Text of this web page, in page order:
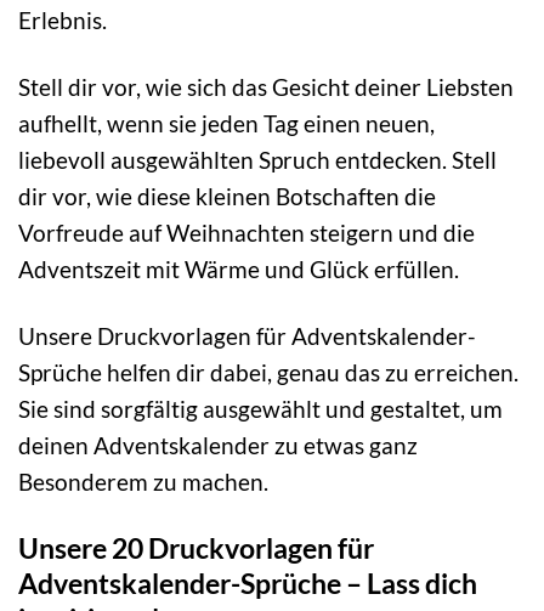
Erlebnis.
Stell dir vor, wie sich das Gesicht deiner Liebsten
aufhellt, wenn sie jeden Tag einen neuen,
liebevoll ausgewählten Spruch entdecken. Stell
dir vor, wie diese kleinen Botschaften die
Vorfreude auf Weihnachten steigern und die
Adventszeit mit Wärme und Glück erfüllen.
Unsere Druckvorlagen für Adventskalender-
Sprüche helfen dir dabei, genau das zu erreichen.
Sie sind sorgfältig ausgewählt und gestaltet, um
deinen Adventskalender zu etwas ganz
Besonderem zu machen.
Unsere 20 Druckvorlagen für
Adventskalender-Sprüche – Lass dich